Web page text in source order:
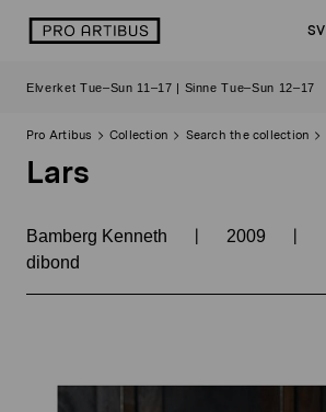
logo SV
Elverket Tue–Sun 11–17 | Sinne Tue–Sun 12–17
Pro Artibus Collection Search the collection
Lars
Bamberg Kenneth | 2009 |
dibond